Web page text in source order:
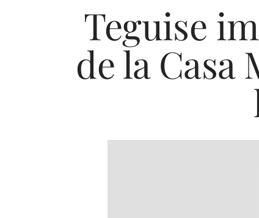
Teguise
de la